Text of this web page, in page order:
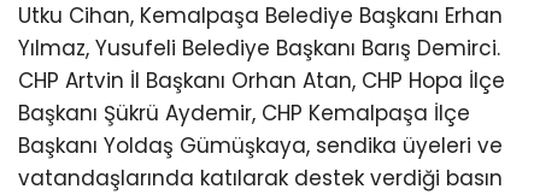
Utku Cihan, Kemalpaşa Belediye Başkanı Erhan
Yılmaz, Yusufeli Belediye Başkanı Barış Demirci.
CHP Artvin İl Başkanı Orhan Atan, CHP Hopa İlçe
Başkanı Şükrü Aydemir, CHP Kemalpaşa İlçe
Başkanı Yoldaş Gümüşkaya, sendika üyeleri ve
vatandaşlarında katılarak destek verdiği basın